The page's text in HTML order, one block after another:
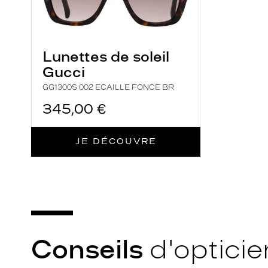
Lunettes de soleil
Gucci
GG1300S 002 ECAILLE FONCE BR
345,00 €
JE DÉCOUVRE
Conseils